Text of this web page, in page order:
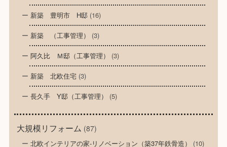
新築 豊明市 H邸(16)
新築 （工事管理） (3)
阿久比 Ｍ邸（工事管理） (3)
新築 北欧住宅(3)
長久手 Y邸（工事管理） (5)
大規模リフォーム (87)
北欧インテリアの家-リノベーション（築37年鉄骨造） (10)